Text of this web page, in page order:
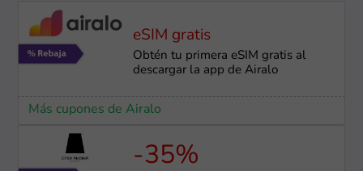
eSIM gratis
Obtén tu primera eSIM gratis al
descargar la app de Airalo
Más cupones de Airalo
-35%